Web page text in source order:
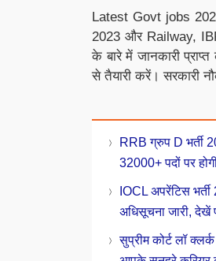
Latest Govt jobs
2023 और Railway,
के बारे में जानकारी
से तैयारी करें। सरकारी
RRB ग्रुप D भर्ती
32000+ पदों पर होगी
IOCL अपरेंटिस
अधिसूचना जारी, देखें
सुप्रीम कोर्ट लॉ